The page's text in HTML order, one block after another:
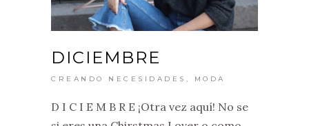
DICIEMBRE
CREANDO NECESIDADES , MODA
D I C I E M B R E ¡Otra vez aquí! No se